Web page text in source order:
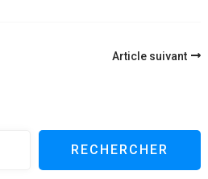
Article suivant
RECHERCHER